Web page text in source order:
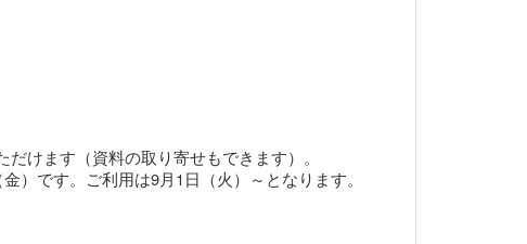
けます（資料の取り寄せもできます）。
です。ご利用は9月1日（火）～となります。